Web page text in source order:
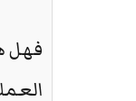
فهل